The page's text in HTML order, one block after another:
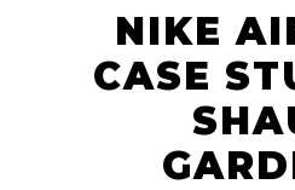
NIKE
CASE